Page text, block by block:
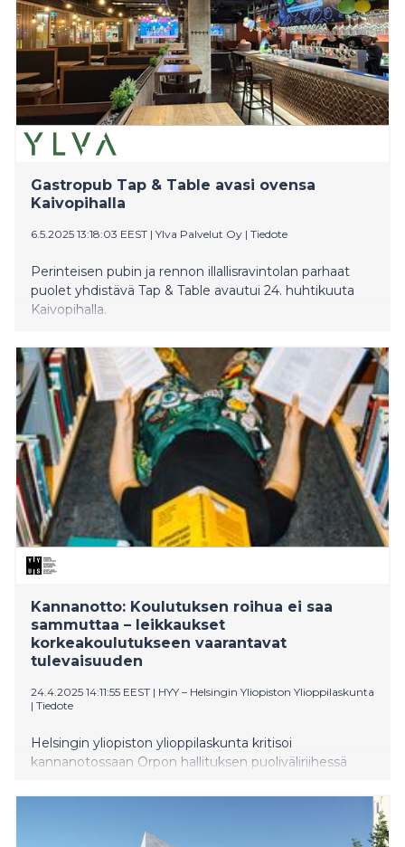
Gastropub Tap & Table avasi ovensa
Kaivopihalla
6.5.2025 13:18:03 EEST | Ylva Palvelut Oy | Tiedote
Perinteisen pubin ja rennon illallisravintolan parhaat
puolet yhdistävä Tap & Table avautui 24. huhtikuuta
Kaivopihalla.
Kannanotto: Koulutuksen roihua ei saa
sammuttaa – leikkaukset
korkeakoulutukseen vaarantavat
tulevaisuuden
24.4.2025 14:11:55 EEST | HYY – Helsingin Yliopiston Ylioppilaskunta
| Tiedote
Helsingin yliopiston ylioppilaskunta kritisoi
kannanotossaan Orpon hallituksen puoliväliriihessä
perusrahoitukseen.